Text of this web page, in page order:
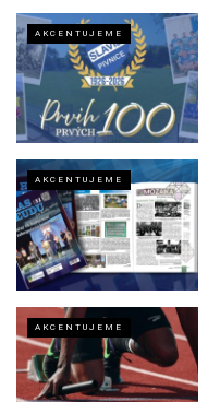
AKCENTUJEME
AKCENTUJEME
AKCENTUJEME